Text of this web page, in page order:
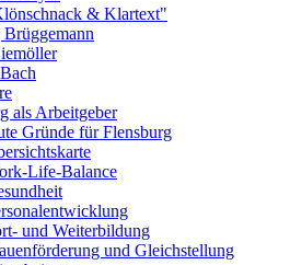
& Klartext"
als Arbeitgeber
Gründe für Flensburg
Life-Balance
und Weiterbildung
und Gleichstellung